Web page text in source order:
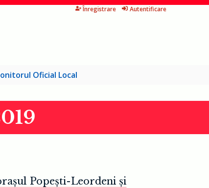
Înregistrare Autentificare
Oficial Local
Popești-Leordeni și